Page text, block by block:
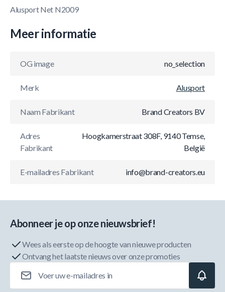
Alusport Net N2009
Meer informatie
OG image no_selection
Merk Alusport
Naam Fabrikant Brand Creators BV
Adres
Fabrikant
Hoogkamerstraat 308F, 9140 Temse,
België
E-mailadres Fabrikant info@brand-creators.eu
Abonneer je op onze nieuwsbrief!
Wees als eerste op de hoogte van nieuwe producten
Ontvang het laatste nieuws over onze promoties